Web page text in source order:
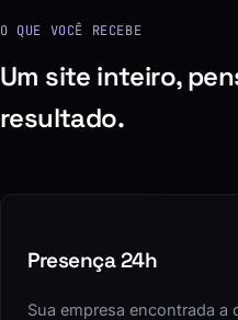
O QUE VOCÊ RECEBE
Um site inteiro,
resultado.
Presença 24h
Sua empresa encontrada